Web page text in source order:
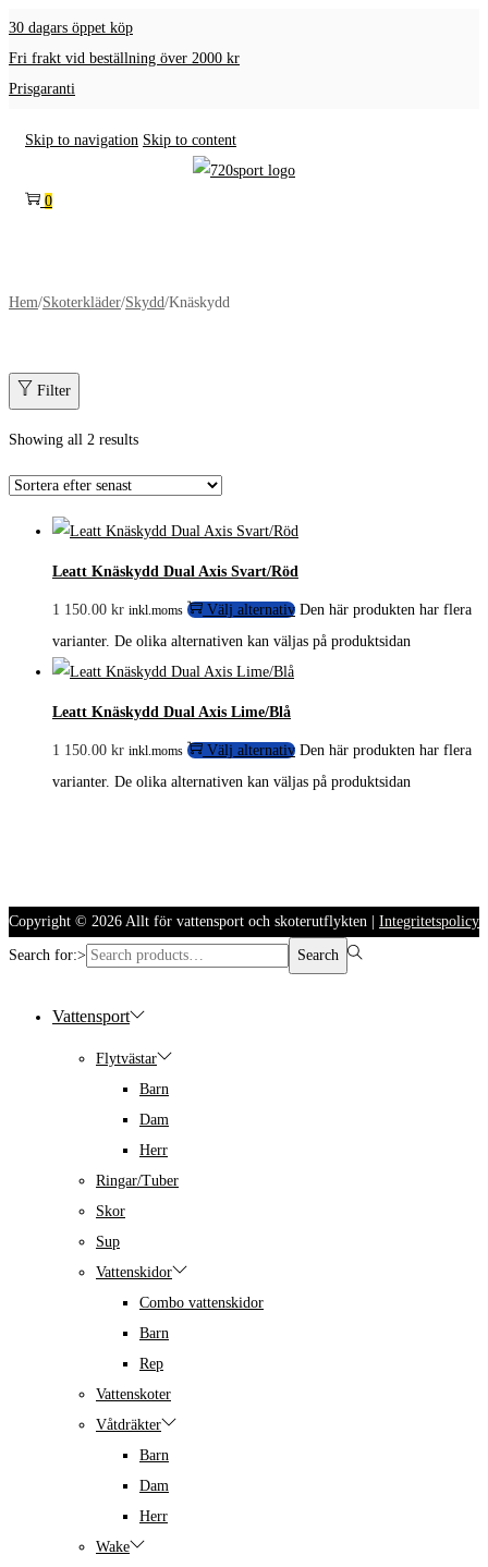
30 dagars öppet köp
Fri frakt vid beställning över 2000 kr
Prisgaranti
Skip to navigation Skip to content
0
Hem/Skoterkläder/Skydd/Knäskydd
Filter
Showing all 2 results
Leatt Knäskydd Dual Axis Svart/Röd
1 150.00 kr inkl.moms Välj alternativ Den här produkten har flera
varianter. De olika alternativen kan väljas på produktsidan
Leatt Knäskydd Dual Axis Lime/Blå
1 150.00 kr inkl.moms Välj alternativ Den här produkten har flera
varianter. De olika alternativen kan väljas på produktsidan
Copyright © 2026 Allt för vattensport och skoterutflykten Integritetspolicy
Search for:> Search
Vattensport
Flytvästar
Barn
Dam
Herr
Ringar/Tuber
Skor
Sup
Vattenskidor
Combo vattenskidor
Barn
Rep
Vattenskoter
Våtdräkter
Barn
Dam
Herr
Wake